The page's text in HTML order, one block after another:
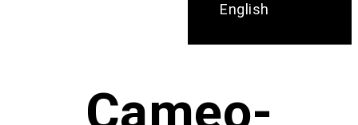
English
Cameo-